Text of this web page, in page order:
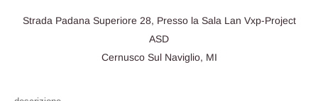
Strada Padana Superiore 28, Presso la Sala Lan Vxp-Project
ASD
Cernusco Sul Naviglio, MI